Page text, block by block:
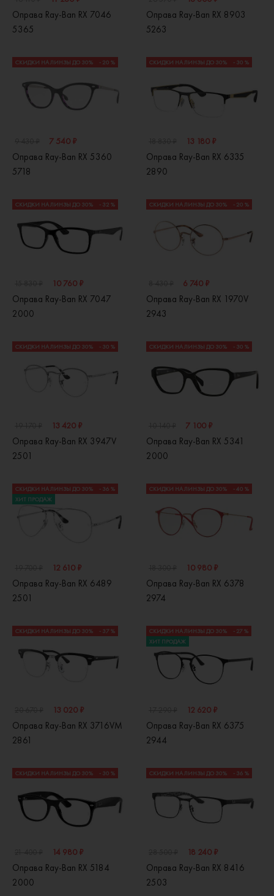
Оправа Ray-Ban RX 7046
5365
Оправа Ray-Ban RX 8903
5263
СКИДКИ НА ЛИНЗЫ ДО 30% - 20 %
7 540 ₽
Оправа Ray-Ban RX 5360
5718
СКИДКИ НА ЛИНЗЫ ДО 30% - 30 %
13 180 ₽
Оправа Ray-Ban RX 6335
2890
СКИДКИ НА ЛИНЗЫ ДО 30% - 32 %
10 760 ₽
Оправа Ray-Ban RX 7047
2000
СКИДКИ НА ЛИНЗЫ ДО 30% - 20 %
6 740 ₽
Оправа Ray-Ban RX 1970V
2943
СКИДКИ НА ЛИНЗЫ ДО 30% - 30 %
13 420 ₽
Оправа Ray-Ban RX 3947V
2501
СКИДКИ НА ЛИНЗЫ ДО 30% - 30 %
7 100 ₽
Оправа Ray-Ban RX 5341
2000
СКИДКИ НА ЛИНЗЫ ДО 30%
- 36 %
ХИТ ПРОДАЖ
12 610 ₽
Оправа Ray-Ban RX 6489
2501
СКИДКИ НА ЛИНЗЫ ДО 30% - 40 %
10 980 ₽
Оправа Ray-Ban RX 6378
2974
СКИДКИ НА ЛИНЗЫ ДО 30% - 37 %
13 020 ₽
Оправа Ray-Ban RX 3716VM
2861
СКИДКИ НА ЛИНЗЫ ДО 30%
- 27 %
ХИТ ПРОДАЖ
12 620 ₽
Оправа Ray-Ban RX 6375
2944
СКИДКИ НА ЛИНЗЫ ДО 30% - 30 %
14 980 ₽
Оправа Ray-Ban RX 5184
2000
СКИДКИ НА ЛИНЗЫ ДО 30% - 36 %
18 240 ₽
Оправа Ray-Ban RX 8416
2503